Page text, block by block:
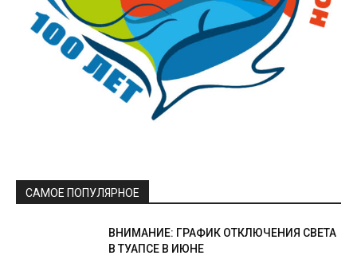
САМОЕ ПОПУЛЯРНОЕ
ВНИМАНИЕ: ГРАФИК ОТКЛЮЧЕНИЯ СВЕТА
В ТУАПСЕ В ИЮНЕ